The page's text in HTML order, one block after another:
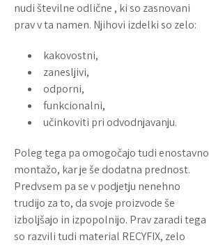
nudi številne odlične , ki so zasnovani
prav v ta namen. Njihovi izdelki so zelo:
kakovostni,
zanesljivi,
odporni,
funkcionalni,
učinkoviti pri odvodnjavanju.
Poleg tega pa omogočajo tudi enostavno
montažo, kar je še dodatna prednost.
Predvsem pa se v podjetju nenehno
trudijo za to, da svoje proizvode še
izboljšajo in izpopolnijo. Prav zaradi tega
so razvili tudi material RECYFIX, zelo